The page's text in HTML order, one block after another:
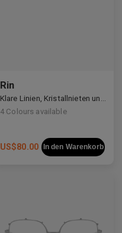
Rin
4 Colours available
US$80.00 In den Warenkorb